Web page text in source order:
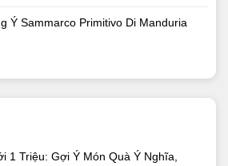
Ý Sammarco Primitivo Di Manduria
1 Triệu: Gợi Ý Món Quà Ý Nghĩa,